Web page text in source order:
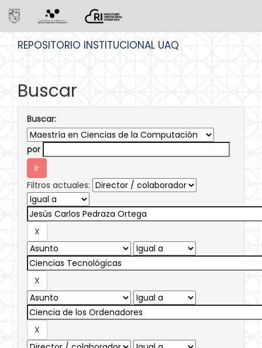
REPOSITORIO INSTITUCIONAL UAQ
Buscar
Buscar:
por
Filtros actuales: